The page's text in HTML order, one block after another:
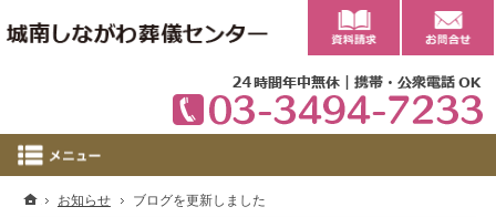
ホーム
お知らせ ブログを更新しました